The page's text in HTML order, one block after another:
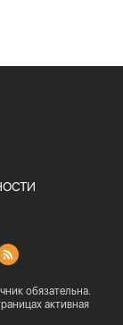
обязательна.
активная